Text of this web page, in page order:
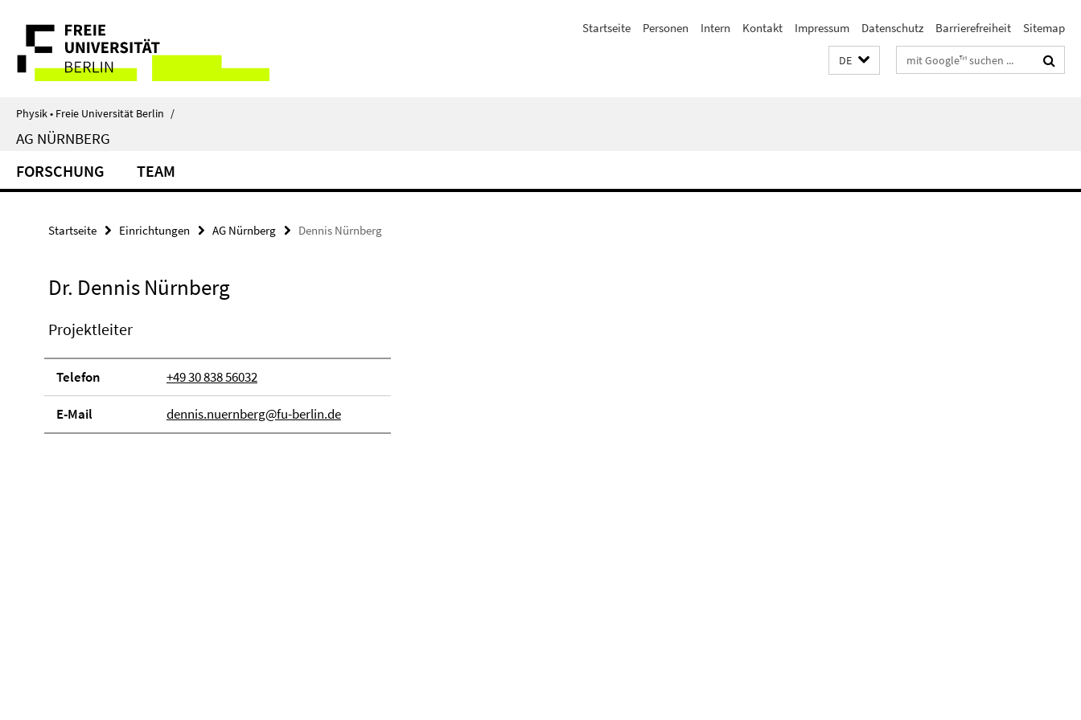
direkt
Inhalt
Service-
Navigation
Startseite Personen Intern Kontakt Impressum Datenschutz Barrierefreiheit Sitemap
DE Suchbegriffe
Physik • Freie Universität Berlin /
AG NÜRNBERG
FORSCHUNG TEAM
Startseite Einrichtungen AG Nürnberg Dennis Nürnberg
Dr. Dennis Nürnberg
Projektleiter
Telefon +49 30 838 56032
E-Mail dennis.nuernberg@fu-berlin.de